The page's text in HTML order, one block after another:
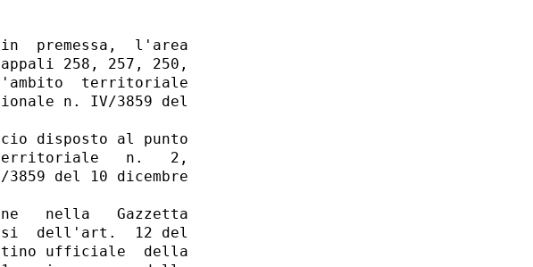
premessa,  l'area
258, 257, 250,
territoriale
n. IV/3859 del
disposto al punto
territoriale   n.   2,
del 10 dicembre
nella   Gazzetta
dell'art.  12 del
ufficiale  della